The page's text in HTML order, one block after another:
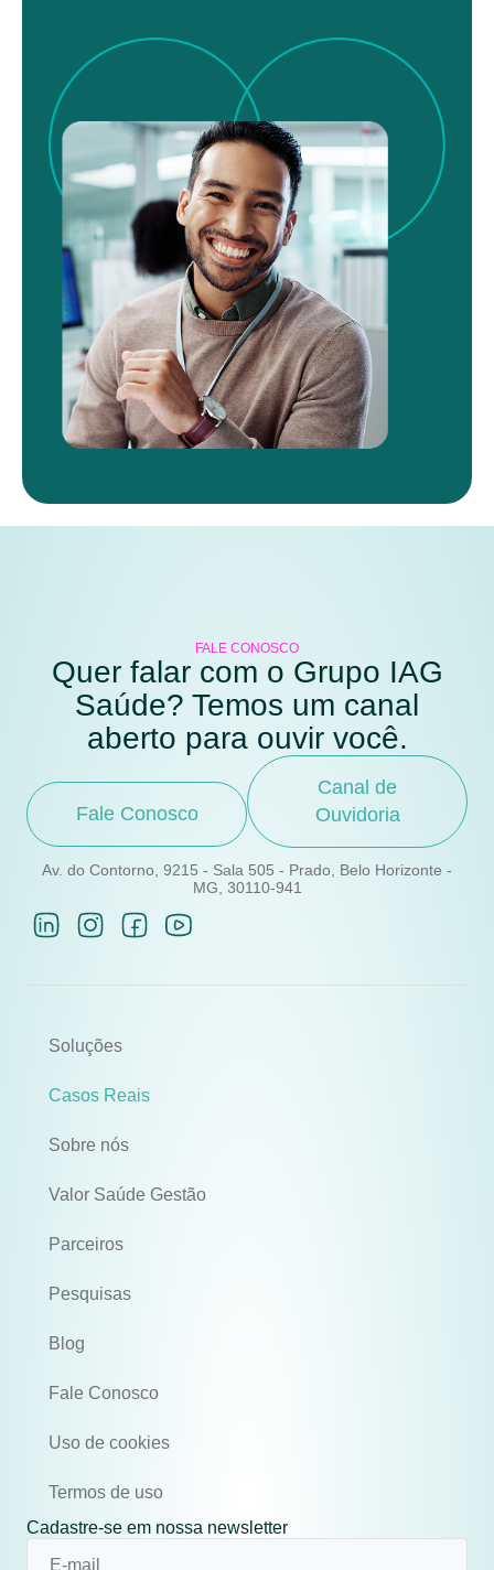
FALE CONOSCO
Quer falar com o Grupo IAG
Saúde? Temos um canal
aberto para ouvir você.
Fale Conosco
Canal de
Ouvidoria
Av. do Contorno, 9215 - Sala 505 - Prado, Belo Horizonte -
MG, 30110-941
Soluções
Casos Reais
Sobre nós
Valor Saúde Gestão
Parceiros
Pesquisas
Blog
Fale Conosco
Uso de cookies
Termos de uso
Cadastre-se em nossa newsletter